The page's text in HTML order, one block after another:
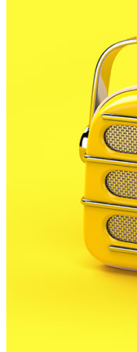
Palafolls aquest
en benefici de la
,
Fil de Gòspel, ha
diners que es
Residència Pinya
Pel que fa al
Lorenzo ha
dinàmic i farà que
cadira, sinó que